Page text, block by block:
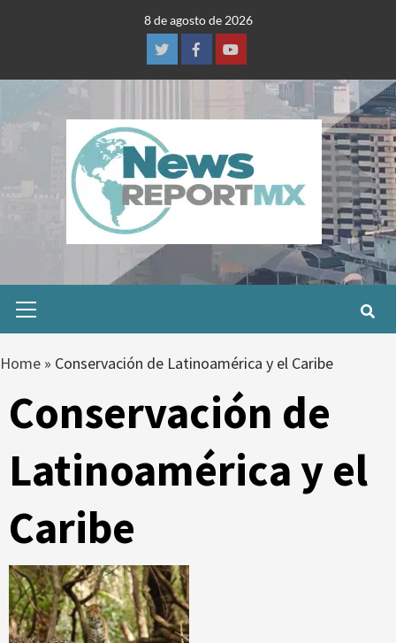
8 de agosto de 2026
TwitterFacebookYoutube
Menu
Home » Conservación de Latinoamérica y el Caribe
Conservación de
Latinoamérica y el
Caribe